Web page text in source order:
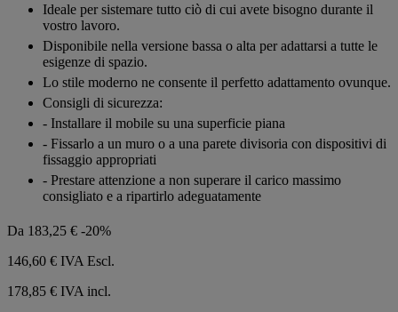
Ideale per sistemare tutto ciò di cui avete bisogno durante il
vostro lavoro.
Disponibile nella versione bassa o alta per adattarsi a tutte le
esigenze di spazio.
Lo stile moderno ne consente il perfetto adattamento ovunque.
Consigli di sicurezza:
- Installare il mobile su una superficie piana
- Fissarlo a un muro o a una parete divisoria con dispositivi di
fissaggio appropriati
- Prestare attenzione a non superare il carico massimo
consigliato e a ripartirlo adeguatamente
Da 183,25 € -20%
146,60 € IVA Escl.
178,85 € IVA incl.